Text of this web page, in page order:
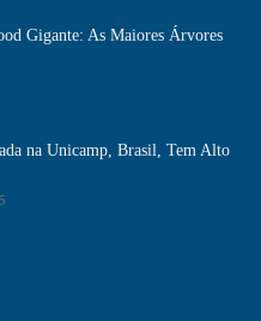
Gigante: As Maiores Árvores
na Unicamp, Brasil, Tem Alto